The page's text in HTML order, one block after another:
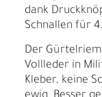
dank
Schnallen für
Der
Vollleder in
Kleber, keine